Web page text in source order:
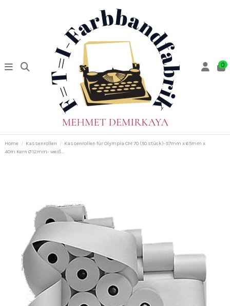
0
Home Kassenrollen
Kassenrollen für Olympia CM 70 (50.stück)-57mm x 65mm x
40m Kern Ø 12mm- weiß...